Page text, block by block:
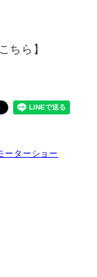
ちら】
ーターショー